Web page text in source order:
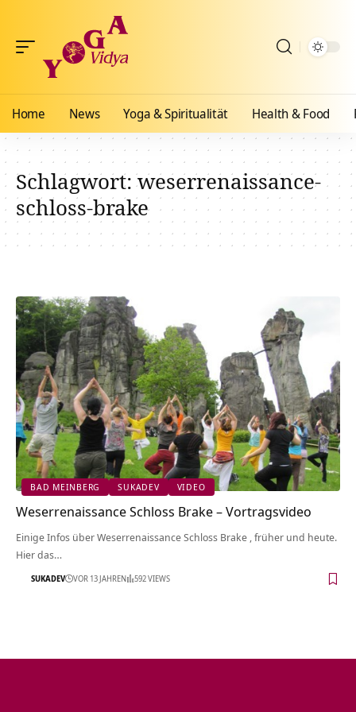
Home News Yoga & Spiritualität Health & Food
Schlagwort:weserrenaissance-
schloss-brake
BAD MEINBERG SUKADEV VIDEO
Weserrenaissance Schloss Brake‏‎ – Vortragsvideo
Einige Infos über Weserrenaissance Schloss Brake‏‎ , früher und heute.
Hier das…
SUKADEV VOR 13 JAHREN 592 VIEWS